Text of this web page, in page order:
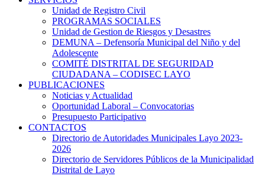
Unidad de Registro Civil
PROGRAMAS SOCIALES
Unidad de Gestion de Riesgos y Desastres
DEMUNA – Defensoría Municipal del Niño y del
Adolescente
COMITÉ DISTRITAL DE SEGURIDAD
CIUDADANA – CODISEC LAYO
PUBLICACIONES
Noticias y Actualidad
Oportunidad Laboral – Convocatorias
Presupuesto Participativo
CONTACTOS
Directorio de Autoridades Municipales Layo 2023-
2026
Directorio de Servidores Públicos de la Municipalidad
Distrital de Layo